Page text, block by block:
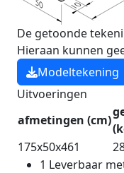
De getoonde
Hieraan kunnen
Modeltekening
Uitvoeringen
afmetingen (cm)
175x50x461
1 Leverbaar